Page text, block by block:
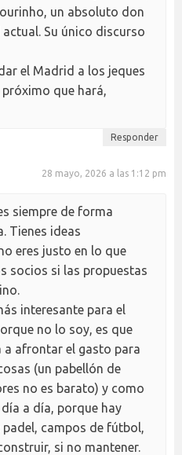
un absoluto don
Su único discurso
el Madrid a los jeques
que hará,
Responder
28 mayo, 2026 a las 1:12 pm
siempre de forma
Tienes ideas
eres justo en lo que
socios si las propuestas
interesante para el
no lo soy, es que
a afrontar el gasto para
(un pabellón de
no es barato) y como
a día, porque hay
campos de fútbol,
si no mantener.